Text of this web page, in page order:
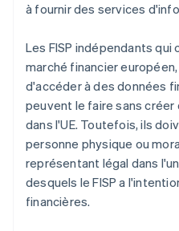
à fournir des services
Les FISP indépendants qui
marché financier
d'accéder à des données
peuvent le faire sans
dans l'UE. Toutefois, ils
personne physique ou
représentant légal dans
desquels le FISP a
financières.